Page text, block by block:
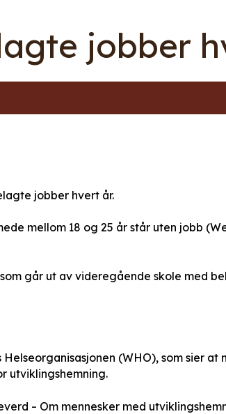
jobber
jobber hvert år.
mellom 18 og 25 år står uten jobb
går ut av videregående skole med
(WHO), som sier at
utviklingshemning.
– Om mennesker med